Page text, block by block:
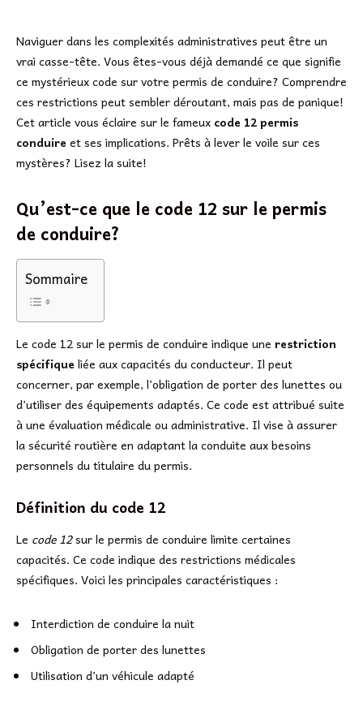
Naviguer dans les complexités administratives peut être un
vrai casse-tête. Vous êtes-vous déjà demandé ce que signifie
ce mystérieux code sur votre permis de conduire? Comprendre
ces restrictions peut sembler déroutant, mais pas de panique!
Cet article vous éclaire sur le fameux code 12 permis
conduire et ses implications. Prêts à lever le voile sur ces
mystères? Lisez la suite!
Qu’est-ce que le code 12 sur le permis
de conduire?
Sommaire
Le code 12 sur le permis de conduire indique une restriction
spécifique liée aux capacités du conducteur. Il peut
concerner, par exemple, l’obligation de porter des lunettes ou
d’utiliser des équipements adaptés. Ce code est attribué suite
à une évaluation médicale ou administrative. Il vise à assurer
la sécurité routière en adaptant la conduite aux besoins
personnels du titulaire du permis.
Définition du code 12
Le code 12sur le permis de conduire limite certaines
capacités. Ce code indique des restrictions médicales
spécifiques. Voici les principales caractéristiques :
Interdiction de conduire la nuit
Obligation de porter des lunettes
Utilisation d’un véhicule adapté